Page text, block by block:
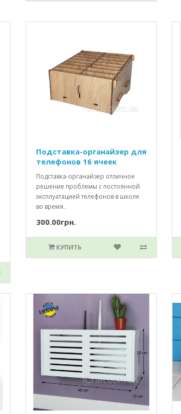
Подставка-органайзер для
телефонов 16 ячеек
Подставка-органайзер отличное
решение проблемы с постоянной
эксплуатацией телефонов в школе
во время..
300.00грн.
КУПИТЬ